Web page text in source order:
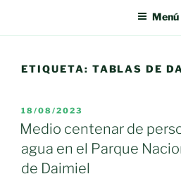
Menú
ETIQUETA: TABLAS DE
PUBLICADO
EL
18/08/2023
Medio centenar de
agua en el Parque
de Daimiel